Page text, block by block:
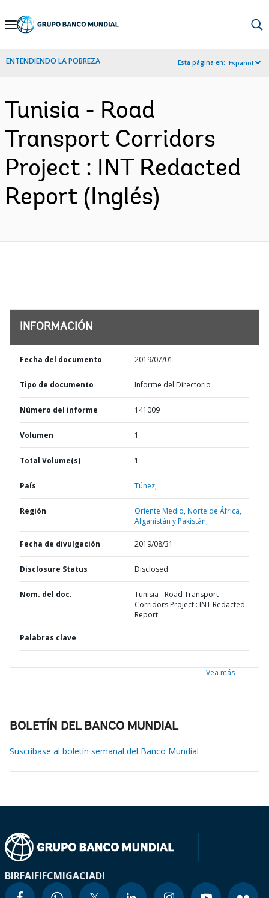
Skip
Navigation
ENTENDIENDO LA POBREZA Esta página en: Español
Tunisia - Road
Transport Corridors
Project : INT Redacted
Report (Inglés)
INFORMACIÓN
Fecha del documento 2019/07/01
Tipo de documento Informe del Directorio
Número del informe 141009
Volumen 1
Total Volume(s) 1
País Túnez,
Región
Oriente Medio, Norte de África,
Afganistán y Pakistán,
Fecha de divulgación 2019/08/31
Disclosure Status Disclosed
Nom. del doc.
Tunisia - Road Transport
Corridors Project : INT Redacted
Report
Palabras clave
Vea más
BOLETÍN DEL BANCO MUNDIAL
Suscríbase al boletín semanal del Banco Mundial
BIRFAIFIFCMIGACIADI